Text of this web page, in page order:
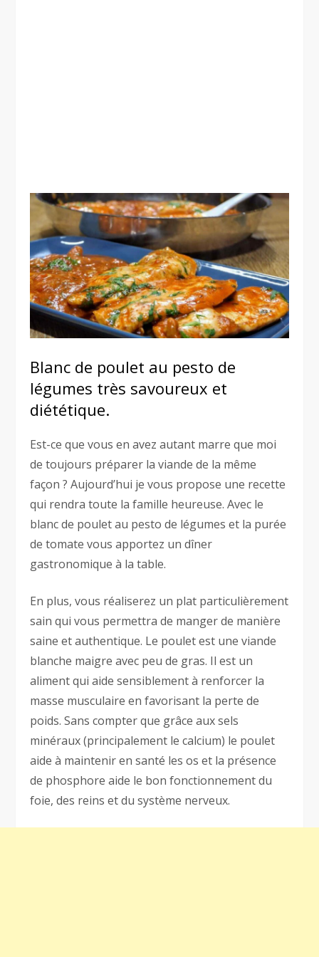
Blanc de poulet au pesto de
légumes très savoureux et
diététique.
Est-ce que vous en avez autant marre que moi
de toujours préparer la viande de la même
façon ? Aujourd’hui je vous propose une recette
qui rendra toute la famille heureuse. Avec le
blanc de poulet au pesto de légumes et la purée
de tomate vous apportez un dîner
gastronomique à la table.
En plus, vous réaliserez un plat particulièrement
sain qui vous permettra de manger de manière
saine et authentique. Le poulet est une viande
blanche maigre avec peu de gras. Il est un
aliment qui aide sensiblement à renforcer la
masse musculaire en favorisant la perte de
poids. Sans compter que grâce aux sels
minéraux (principalement le calcium) le poulet
aide à maintenir en santé les os et la présence
de phosphore aide le bon fonctionnement du
foie, des reins et du système nerveux.